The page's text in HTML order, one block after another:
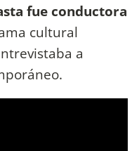
fue conductora
cultural
a